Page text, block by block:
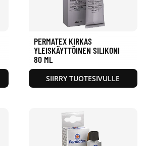
PERMATEX KIRKAS
YLEISKÄYTTÖINEN SILIKONI
80 ML
SIIRRY TUOTESIVULLE